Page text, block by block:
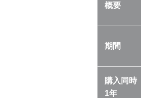
概要
期間
購入同時
1年